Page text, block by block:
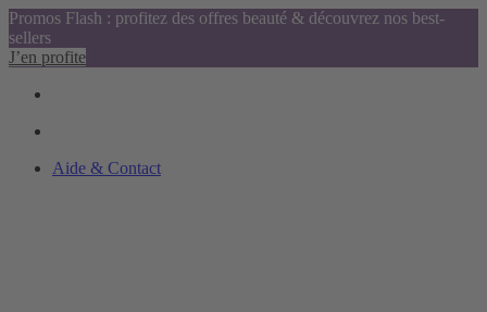
Promos Flash : profitez des offres beauté & découvrez nos best-
sellers
J’en profite
Aide & Contact